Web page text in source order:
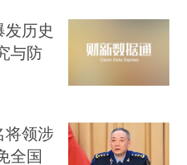
发历史
与防
将领涉
全国